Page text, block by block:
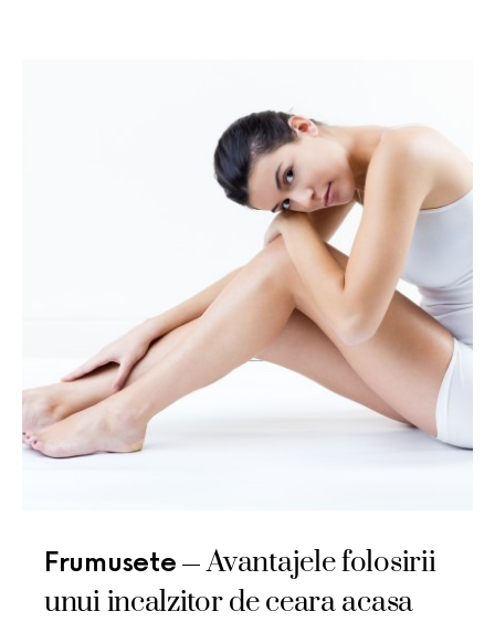
Frumusete
Avantajele folosirii
unui incalzitor de ceara acasa